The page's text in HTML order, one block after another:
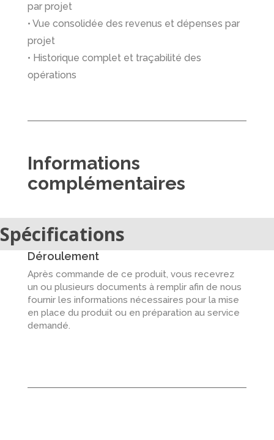
par projet
• Vue consolidée des revenus et dépenses par
projet
• Historique complet et traçabilité des
opérations
Informations
complémentaires
Spécifications
Déroulement
Après commande de ce produit, vous recevrez
un ou plusieurs documents à remplir afin de nous
fournir les informations nécessaires pour la mise
en place du produit ou en préparation au service
demandé.